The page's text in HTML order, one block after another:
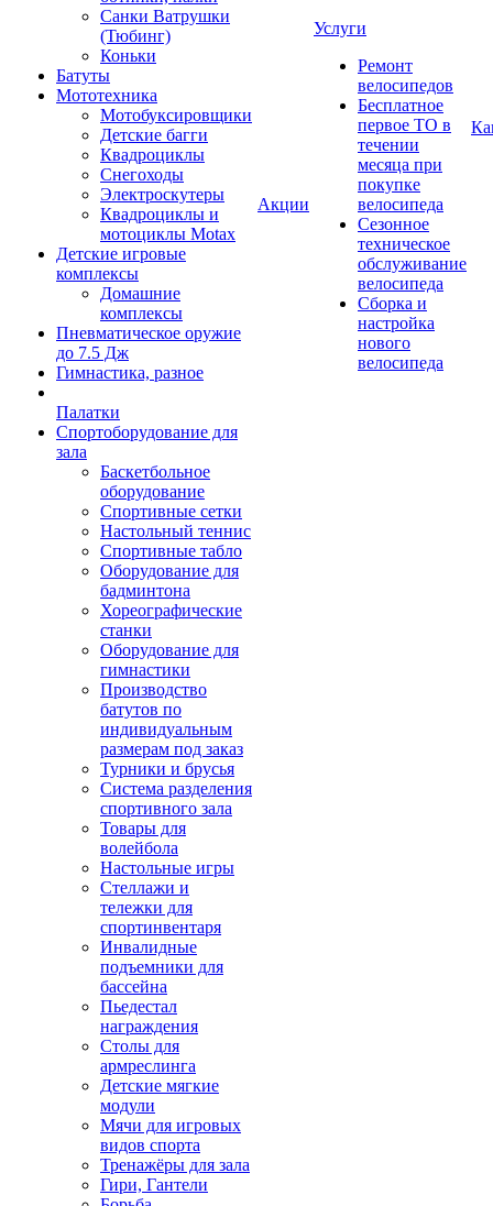
Санки Ватрушки
(Тюбинг)
Коньки
Батуты
Мототехника
Мотобуксировщики
Детские багги
Квадроциклы
Снегоходы
Электроскутеры
Квадроциклы и
мотоциклы Motax
Детские игровые
комплексы
Домашние
комплексы
Пневматическое оружие
до 7.5 Дж
Гимнастика, разное
Палатки
Спортоборудование для
зала
Баскетбольное
оборудование
Спортивные сетки
Настольный теннис
Спортивные табло
Оборудование для
бадминтона
Хореографические
станки
Оборудование для
гимнастики
Производство
батутов по
индивидуальным
размерам под заказ
Турники и брусья
Система разделения
спортивного зала
Товары для
волейбола
Настольные игры
Стеллажи и
тележки для
спортинвентаря
Инвалидные
подъемники для
бассейна
Пьедестал
награждения
Столы для
армреслинга
Детские мягкие
модули
Мячи для игровых
видов спорта
Тренажёры для зала
Гири, Гантели
Акции
Услуги
Ремонт
велосипедов
Бесплатное
первое ТО в
течении
месяца при
покупке
велосипеда
Сезонное
техническое
обслуживание
велосипеда
Сборка и
настройка
нового
велосипеда